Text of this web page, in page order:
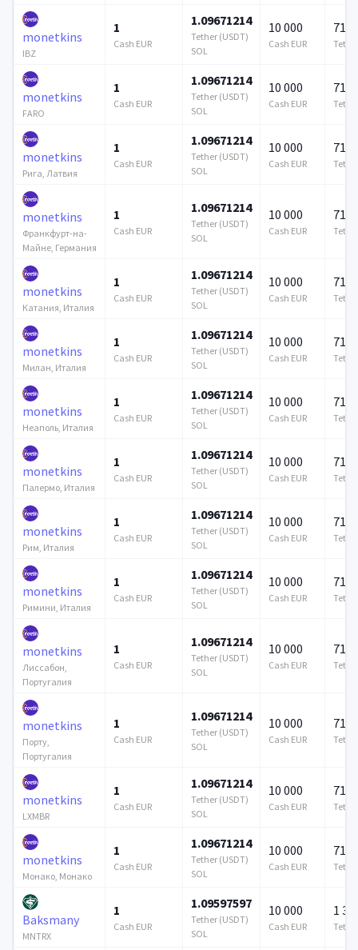
monetkins
IBZ
1
Cash EUR
1.09671214
Tether (USDT)
SOL
10 000
Cash EUR
715
monetkins
FARO
1
Cash EUR
1.09671214
Tether (USDT)
SOL
10 000
Cash EUR
715
monetkins
Рига, Латвия
1
Cash EUR
1.09671214
Tether (USDT)
SOL
10 000
Cash EUR
715
monetkins
Франкфурт-на-
Майне, Германия
1
Cash EUR
1.09671214
Tether (USDT)
SOL
10 000
Cash EUR
715
monetkins
Катания, Италия
1
Cash EUR
1.09671214
Tether (USDT)
SOL
10 000
Cash EUR
715
monetkins
Милан, Италия
1
Cash EUR
1.09671214
Tether (USDT)
SOL
10 000
Cash EUR
715
monetkins
Неаполь, Италия
1
Cash EUR
1.09671214
Tether (USDT)
SOL
10 000
Cash EUR
715
monetkins
Палермо, Италия
1
Cash EUR
1.09671214
Tether (USDT)
SOL
10 000
Cash EUR
715
monetkins
Рим, Италия
1
Cash EUR
1.09671214
Tether (USDT)
SOL
10 000
Cash EUR
715
monetkins
Римини, Италия
1
Cash EUR
1.09671214
Tether (USDT)
SOL
10 000
Cash EUR
715
monetkins
Лиссабон,
Португалия
1
Cash EUR
1.09671214
Tether (USDT)
SOL
10 000
Cash EUR
715
monetkins
Порту,
Португалия
1
Cash EUR
1.09671214
Tether (USDT)
SOL
10 000
Cash EUR
715
monetkins
LXMBR
1
Cash EUR
1.09671214
Tether (USDT)
SOL
10 000
Cash EUR
715
monetkins
Монако, Монако
1
Cash EUR
1.09671214
Tether (USDT)
SOL
10 000
Cash EUR
715
Baksmany
MNTRX
1
Cash EUR
1.09597597
Tether (USDT)
SOL
10 000
Cash EUR
1